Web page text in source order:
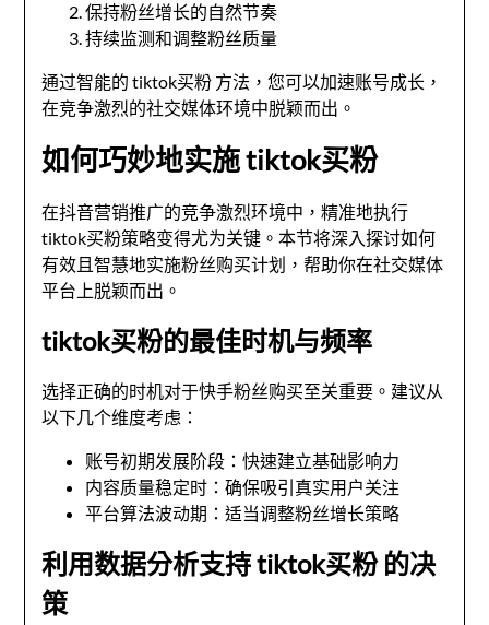
保持粉丝增长的自然节奏
持续监测和调整粉丝质量
通过智能的 tiktok买粉 方法，您可以加速账号成长，
在竞争激烈的社交媒体环境中脱颖而出。
如何巧妙地实施 tiktok买粉
在抖音营销推广的竞争激烈环境中，精准地执行
tiktok买粉策略变得尤为关键。本节将深入探讨如何
有效且智慧地实施粉丝购买计划，帮助你在社交媒体
平台上脱颖而出。
tiktok买粉的最佳时机与频率
选择正确的时机对于快手粉丝购买至关重要。建议从
以下几个维度考虑：
账号初期发展阶段：快速建立基础影响力
内容质量稳定时：确保吸引真实用户关注
平台算法波动期：适当调整粉丝增长策略
利用数据分析支持 tiktok买粉 的决
策